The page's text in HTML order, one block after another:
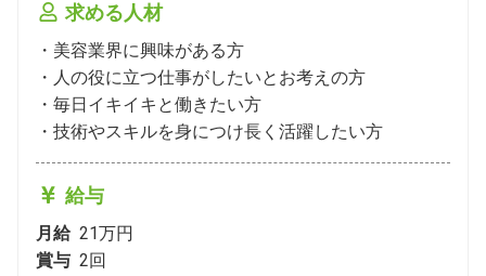
求める人材
・美容業界に興味がある方
・人の役に立つ仕事がしたいとお考えの方
・毎日イキイキと働きたい方
・技術やスキルを身につけ長く活躍したい方
給与
月給 21万円
賞与 2回